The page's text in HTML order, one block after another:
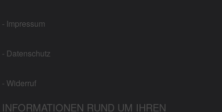
- Impressum
- Datenschutz
- Widerruf
INFORMATIONEN RUND UM IHREN